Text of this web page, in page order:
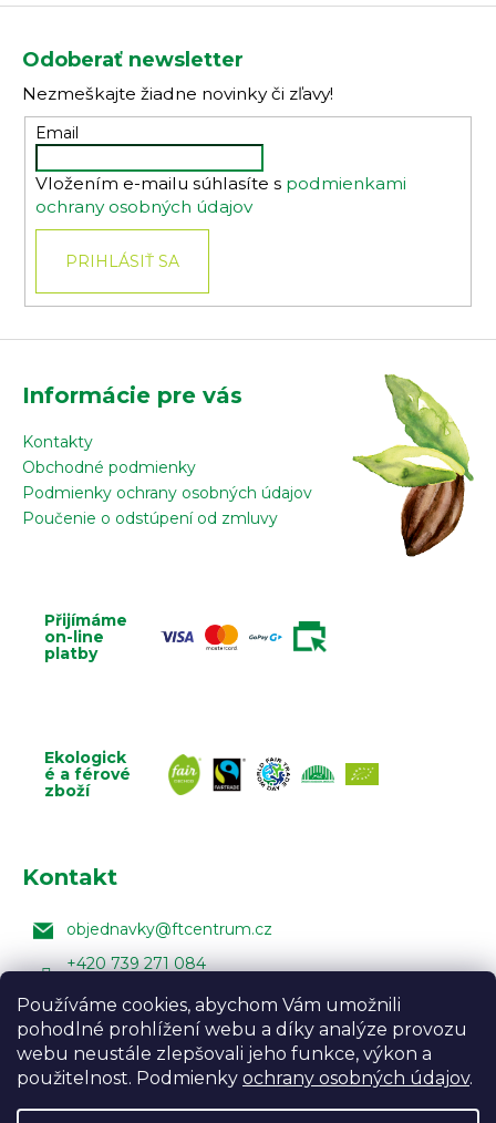
Používáme cookies, abychom Vám umožnili
pohodlné prohlížení webu a díky analýze provozu
webu neustále zlepšovali jeho funkce, výkon a
použitelnost. Podmienky ochrany osobných údajov.
Odoberať newsletter
Nezmeškajte žiadne novinky či zľavy!
Email
Vložením e-mailu súhlasíte s podmienkami
ochrany osobných údajov
PRIHLÁSIŤ SA
Informácie pre vás
Kontakty
Obchodné podmienky
Podmienky ochrany osobných údajov
Poučenie o odstúpení od zmluvy
Přijímáme
on-line
platby
Ekologick
é a férové
zboží
Kontakt
objednavky@ftcentrum.cz
+420 739 271 084
Facebook Fair Trade Centra
FairTradeCentrumcz